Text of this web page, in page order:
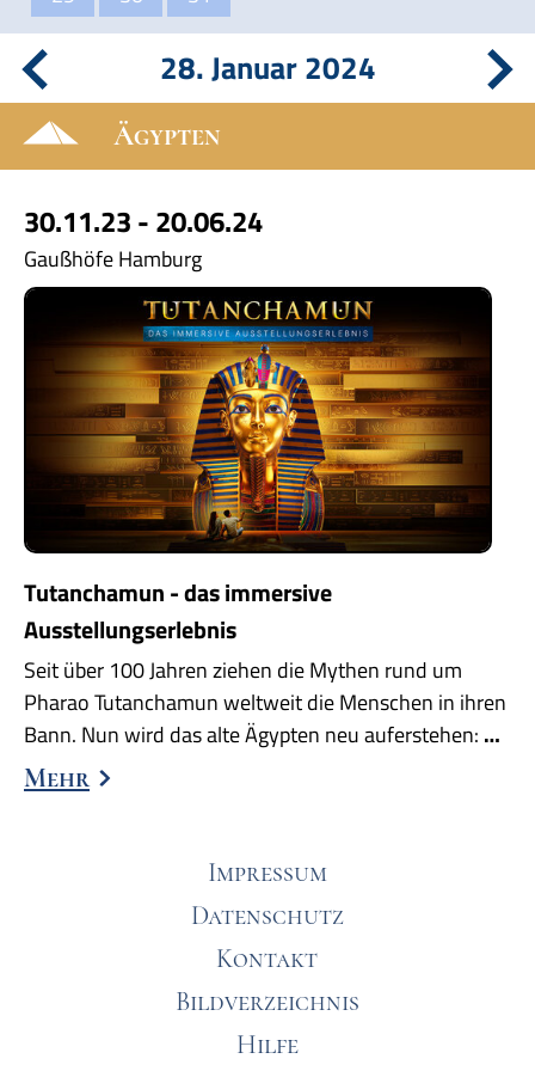
28. Januar 2024
Ägypten
30.11.23 - 20.06.24
Gaußhöfe Hamburg
Tutanchamun - das immersive
Ausstellungserlebnis
Seit über 100 Jahren ziehen die Mythen rund um
Pharao Tutanchamun weltweit die Menschen in ihren
Bann. Nun wird das alte Ägypten neu auferstehen: …
Mehr
Impressum
Datenschutz
Kontakt
Bildverzeichnis
Hilfe